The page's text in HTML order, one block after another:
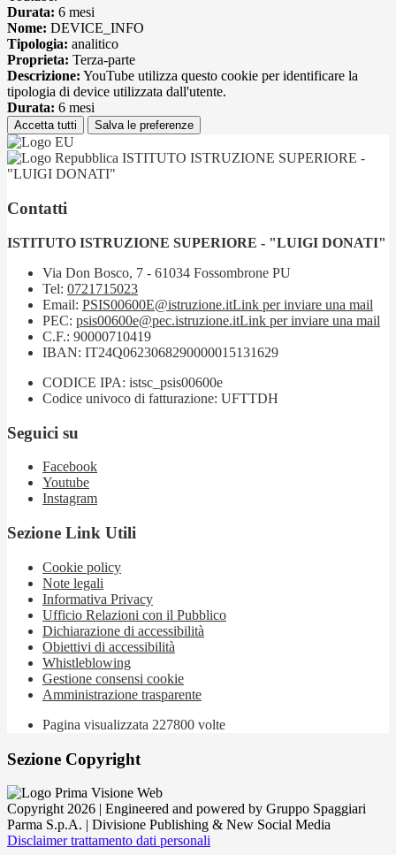
Durata: 6 mesi
Nome: DEVICE_INFO
Tipologia: analitico
Proprieta: Terza-parte
Descrizione: YouTube utilizza questo cookie per identificare la
tipologia di device utilizzata dall'utente.
Durata: 6 mesi
Accetta tutti Salva le preferenze
ISTITUTO ISTRUZIONE SUPERIORE -
"LUIGI DONATI"
Contatti
ISTITUTO ISTRUZIONE SUPERIORE - "LUIGI DONATI"
Via Don Bosco, 7 - 61034 Fossombrone PU
Tel: 0721715023
Email: PSIS00600E@istruzione.itLink per inviare una mail
PEC: psis00600e@pec.istruzione.itLink per inviare una mail
C.F.: 90000710419
IBAN: IT24Q0623068290000015131629
CODICE IPA: istsc_psis00600e
Codice univoco di fatturazione: UFTTDH
Seguici su
Facebook
Youtube
Instagram
Sezione Link Utili
Cookie policy
Note legali
Informativa Privacy
Ufficio Relazioni con il Pubblico
Dichiarazione di accessibilità
Obiettivi di accessibilità
Whistleblowing
Gestione consensi cookie
Amministrazione trasparente
Pagina visualizzata 227800 volte
Sezione Copyright
Copyright 2026 | Engineered and powered by Gruppo Spaggiari
Parma S.p.A. | Divisione Publishing & New Social Media
Disclaimer trattamento dati personali